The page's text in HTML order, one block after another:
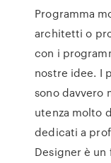
Programma
architetti o
con i
nostre idee. I
sono davvero
utenza molto
dedicati a
Designer è un